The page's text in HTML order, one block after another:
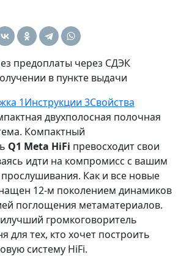
предоплаты через СДЭК
в пункте выдачи
1Инструкции 3Свойства
двухполосная полочная
Компактный
Q1 Meta HiFi превосходит свои
идти на компромисс с вашим
Как и все новые
12-м поколением динамиков
поглощения метаматериалов.
громкоговоритель
для тех, кто хочет построить
систему HiFi.